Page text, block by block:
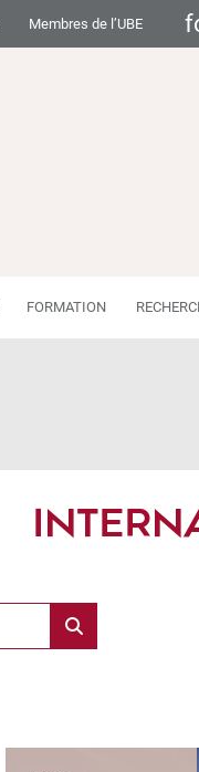
Membres de l’UBE
FORMATION